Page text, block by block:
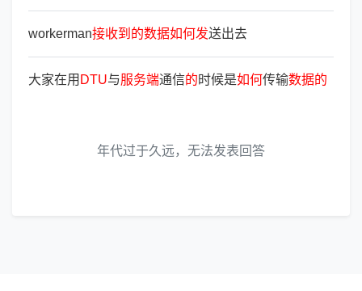
workerman接收到 的数据如何发送出去
大家在用 DTU与服务端通信的时候是如何传输数据的
年代过于久远，无法发表回答